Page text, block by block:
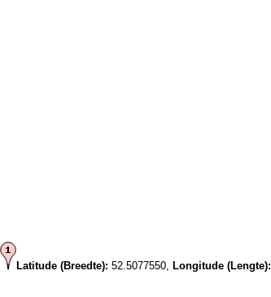
Latitude (Breedte): 52.5077550, Longitude (Lengte):